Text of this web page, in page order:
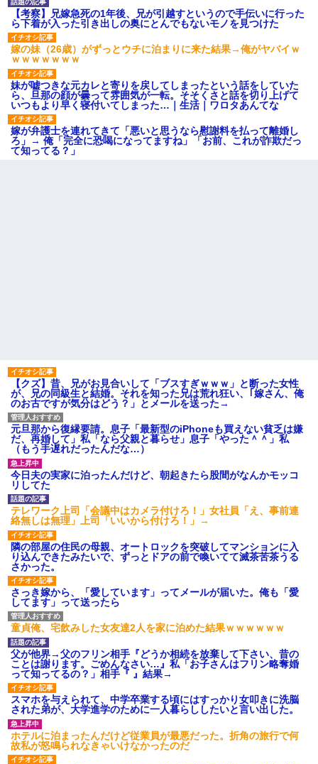
【考察】兄嫁急死の1年後、兄が引越すというので手伝いに行った
ら下着が入った引き出しの奥にとんでもないモノを見つけた
嫁の妹（26歳）がずっとウチに泊まりに来た結果→俺がヤバイｗ
ｗｗｗｗｗｗｗ
妹が嘘つきな元カレと寄りを戻してしまったという話をしていた
ら、旦那の顔が曇って雰囲気が一転。そそくさと話を切り上げて
いつもより早く寝付いてしまった…｜生活｜ワロタあんてな
嫁が弁護士を連れてきて「悪いと思うなら慰謝料を払って離婚し
ろ」→ 俺「完全に恐喝になってますね」「お前、これが詐欺だっ
て知ってる？」
【クズ】昔、兄がお見合いして「ブスすぎｗｗｗ」と断った女性
が、兄の同級生と結婚。それを知った兄は荒れ狂い、｢嫁さん、俺
のお古ですが気分はどう？」とメールを送った→
元旦那から復縁要請。息子「最新型のiPhoneも買えない貧乏は嫌
だ、再婚して」私「なら父親と暮らせ」息子「やった＾＾」私
（もう手遅れだったんだな…）
今日夫の実家に泊ったんだけど、朝起きたら股間がなんかモッコ
リしてた
テレワーク上司「会議中はカメラ付けろ！」女社員「え、事前連
絡無しは無理」上司「いいから付けろ！」→
隣の部屋の住民の母親、オートロックを突破してマンションに入
り込んできたみたいで、ずっとドアの前で喚いてて滅茶苦茶うる
さかった。
さっき嫁から、「愛しています」ってメールが届いた。俺も「愛
してます」って送ったら
童貞俺、宅飲みした女友達2人を家に泊めた結果ｗｗｗｗｗｗ
父が他界→父のフリン相手『どうか相続を放棄して下さい、昔の
ことは謝ります。ごめんなさい…』私「お子さんはフリン略奪婚
って知ってるの？」相手『 』結果→
スマホを与えられて、中学卒業する頃にはすっかり女叩きに洗脳
された弟が、大学進学のために一人暮らししたいと言い出した。
ホテルに泊まったんだけど従業員が最悪だった。折角の旅行で何
故私が怒鳴られなきゃいけなかったのだ